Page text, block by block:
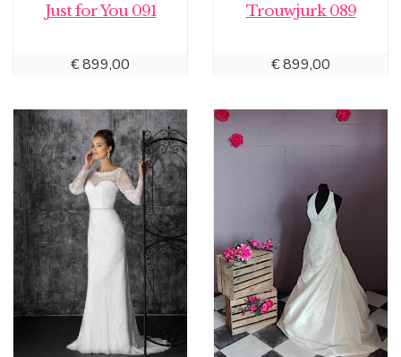
Just for You 091
€899,00
Trouwjurk 089
€899,00